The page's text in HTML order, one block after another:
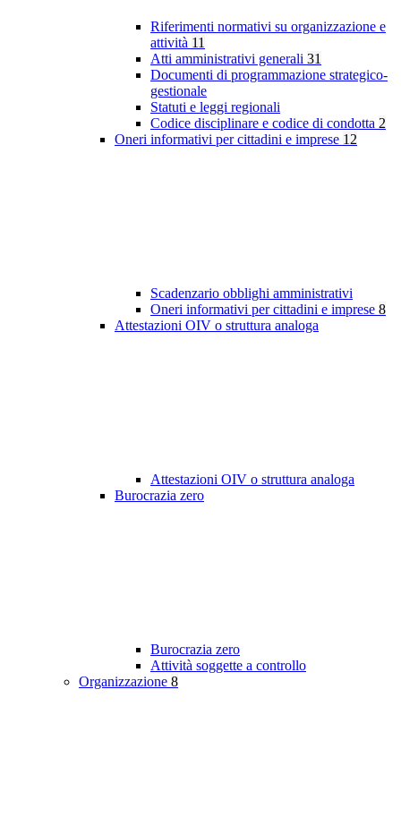
Riferimenti normativi su organizzazione e
attività 11
Atti amministrativi generali 31
Documenti di programmazione strategico-
gestionale
Statuti e leggi regionali
Codice disciplinare e codice di condotta 2
Oneri informativi per cittadini e imprese 12
Scadenzario obblighi amministrativi
Oneri informativi per cittadini e imprese 8
Attestazioni OIV o struttura analoga
Attestazioni OIV o struttura analoga
Burocrazia zero
Burocrazia zero
Attività soggette a controllo
Organizzazione 8